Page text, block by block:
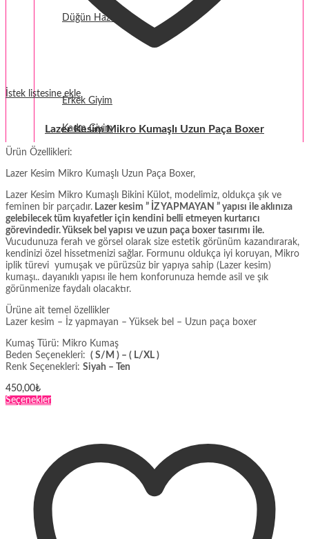
Düğün Hazırlığı
Erkek Giyim
Kadın Giyim
İstek listesine ekle
Lazer Kesim Mikro Kumaşlı Uzun Paça Boxer
Ürün Özellikleri:
Lazer Kesim Mikro Kumaşlı Uzun Paça Boxer,
Lazer Kesim Mikro Kumaşlı Bikini Külot, modelimiz, oldukça şık ve
feminen bir parçadır. Lazer kesim ” İZ YAPMAYAN ” yapısı ile aklınıza
gelebilecek tüm kıyafetler için kendini belli etmeyen kurtarıcı
görevindedir. Yüksek bel yapısı ve uzun paça boxer tasırımı ile.
Vucudunuza ferah ve görsel olarak size estetik görünüm kazandırarak,
kendinizi özel hissetmenizi sağlar. Formunu oldukça iyi koruyan, Mikro
iplik türevi yumuşak ve pürüzsüz bir yapıya sahip (Lazer kesim)
kumaşı.. dayanıklı yapısı ile hem konforunuza hemde asil ve şık
görünmenize faydalı olacaktır.
Ürüne ait temel özellikler
Lazer kesim – İz yapmayan – Yüksek bel – Uzun paça boxer
Kumaş Türü: Mikro Kumaş
Beden Seçenekleri: ( S/M ) – ( L/XL )
Renk Seçenekleri: Siyah – Ten
450,00₺
SeçeneklerBu
varyasyonu
var.
Seçenekler
ürün
sayfasından
seçilebilir